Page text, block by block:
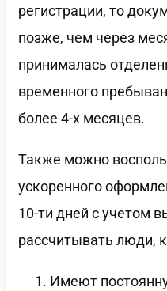
регистрации, то
позже, чем через
принималась
временного
более 4-х месяцев.
Также можно
ускоренного
10-ти дней с учетом
рассчитывать люди,
Имеют